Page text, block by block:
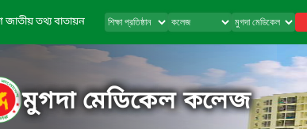
জাতীয় তথ্য বাতায়ন
মুগদা মেডিকেল কলেজ